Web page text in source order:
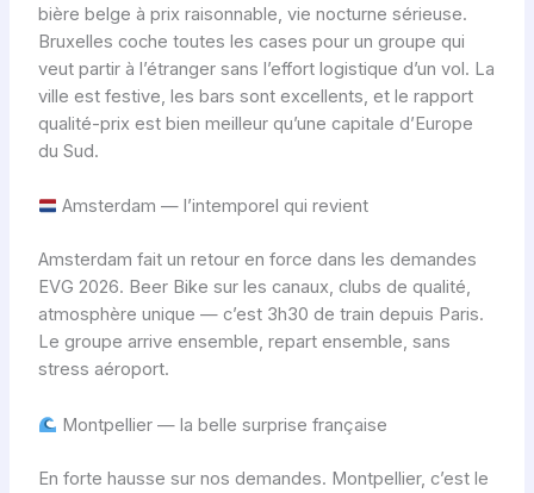
bière belge à prix raisonnable, vie nocturne sérieuse.
Bruxelles coche toutes les cases pour un groupe qui
veut partir à l’étranger sans l’effort logistique d’un vol. La
ville est festive, les bars sont excellents, et le rapport
qualité-prix est bien meilleur qu’une capitale d’Europe
du Sud.
Amsterdam — l’intemporel qui revient
Amsterdam fait un retour en force dans les demandes
EVG 2026. Beer Bike sur les canaux, clubs de qualité,
atmosphère unique — c’est 3h30 de train depuis Paris.
Le groupe arrive ensemble, repart ensemble, sans
stress aéroport.
Montpellier — la belle surprise française
En forte hausse sur nos demandes. Montpellier, c’est le